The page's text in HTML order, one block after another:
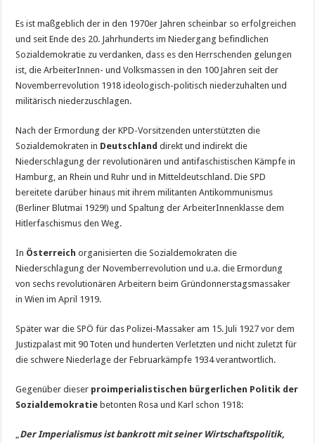
Es ist maßgeblich der in den 1970er Jahren scheinbar so erfolgreichen
und seit Ende des 20. Jahrhunderts im Niedergang befindlichen
Sozialdemokratie zu verdanken, dass es den Herrschenden gelungen
ist, die ArbeiterInnen- und Volksmassen in den 100 Jahren seit der
Novemberrevolution 1918 ideologisch-politisch niederzuhalten und
militärisch niederzuschlagen.
Nach der Ermordung der KPD-Vorsitzenden unterstützten die
Sozialdemokraten in Deutschlanddirekt und indirekt die
Niederschlagung der revolutionären und antifaschistischen Kämpfe in
Hamburg, an Rhein und Ruhr und in Mitteldeutschland. Die SPD
bereitete darüber hinaus mit ihrem militanten Antikommunismus
(Berliner Blutmai 1929!) und Spaltung der ArbeiterInnenklasse dem
Hitlerfaschismus den Weg.
In Österreich organisierten die Sozialdemokraten die
Niederschlagung der Novemberrevolution und u.a. die Ermordung
von sechs revolutionären Arbeitern beim Gründonnerstagsmassaker
in Wien im April 1919.
Später war die SPÖ für das Polizei-Massaker am 15. Juli 1927 vor dem
Justizpalast mit 90 Toten und hunderten Verletzten und nicht zuletzt für
die schwere Niederlage der Februarkämpfe 1934 verantwortlich.
Gegenüber dieser proimperialistischen bürgerlichen Politik der
Sozialdemokratie betonten Rosa und Karl schon 1918:
Der Imperialismus ist bankrott mit seiner Wirtschaftspolitik,